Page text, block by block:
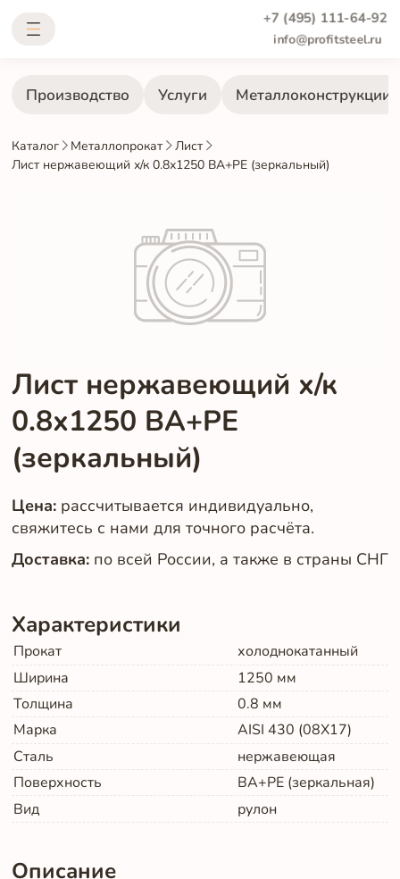
+7 (495) 111-64-92
info@profitsteel.ru
Производство Услуги Металлоконструкции
Каталог Металлопрокат
Лист
Лист нержавеющий х/к 0.8х1250 BA+PE (зеркальный)
Лист нержавеющий х/к
0.8х1250 BA+PE
(зеркальный)
Цена: рассчитывается индивидуально,
свяжитесь с нами для точного расчёта.
Доставка: по всей России, а также в страны СНГ
Характеристики
Прокат
холоднокатанный
Ширина
1250 мм
Толщина
0.8 мм
Марка
AISI 430 (08Х17)
Сталь
нержавеющая
Поверхность
BA+PE (зеркальная)
Вид
рулон
Описание